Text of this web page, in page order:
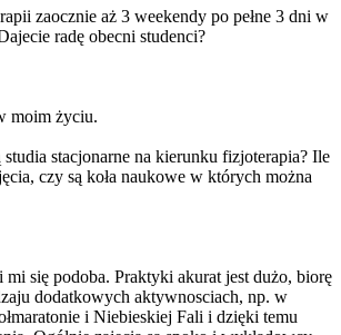
zaocznie aż 3 weekendy po pełne 3 dni w
radę obecni studenci?
moim życiu.
stacjonarne na kierunku fizjoterapia? Ile
czy są koła naukowe w których można
się podoba. Praktyki akurat jest dużo, biorę
dodatkowych aktywnosciach, np. w
i Niebieskiej Fali i dzięki temu